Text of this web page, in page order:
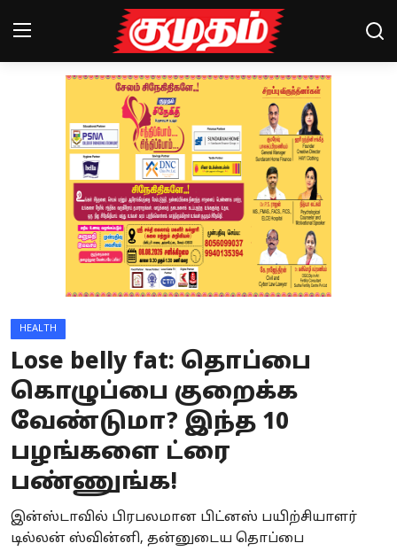
Magazines
Special Story
Business
Crime
National
HEALTH
Lose belly fat: தொப்பை
கொழுப்பை குறைக்க
வேண்டுமா? இந்த 10
பழங்களை ட்ரை
பண்ணுங்க!
இன்ஸ்டாவில் பிரபலமான பிட்னஸ் பயிற்சியாளர்
டில்லன் ஸ்வின்னி, தன்னுடைய தொப்பை